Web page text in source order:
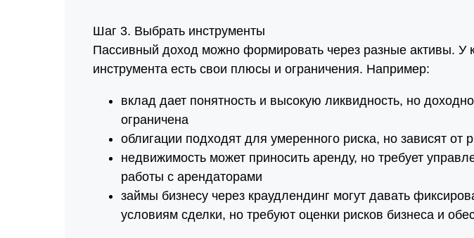
Шаг 3. Выбрать инструменты
Пассивный доход можно формировать через разные активы. У
инструмента есть свои плюсы и ограничения. Например:
вклад дает понятность и высокую ликвидность, но
ограничена
облигации подходят для умеренного риска, но зависят от
недвижимость может приносить аренду, но требует
работы с арендаторами
займы бизнесу через краудлендинг могут давать
условиям сделки, но требуют оценки рисков бизнеса и